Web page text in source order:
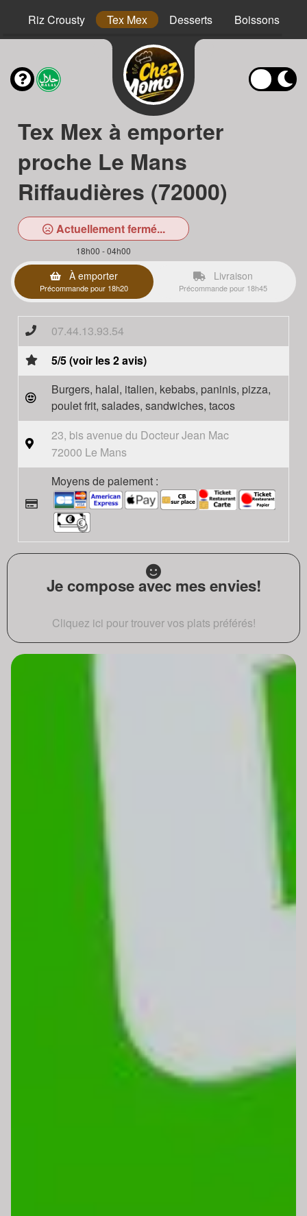
Riz Crousty Tex Mex Desserts Boissons
Tex Mex à emporter
proche Le Mans
Riffaudières (72000)
Actuellement fermé...
18h00 - 04h00
À emporter
Précommande pour 18h20
Livraison
Précommande pour 18h45
07.44.13.93.54
5/5 (voir les 2 avis)
Burgers, halal, italien, kebabs, paninis, pizza,
poulet frit, salades, sandwiches, tacos
23, bis avenue du Docteur Jean Mac
72000 Le Mans
Moyens de paiement :
Je compose avec mes envies!
Cliquez ici pour trouver vos plats préférés!